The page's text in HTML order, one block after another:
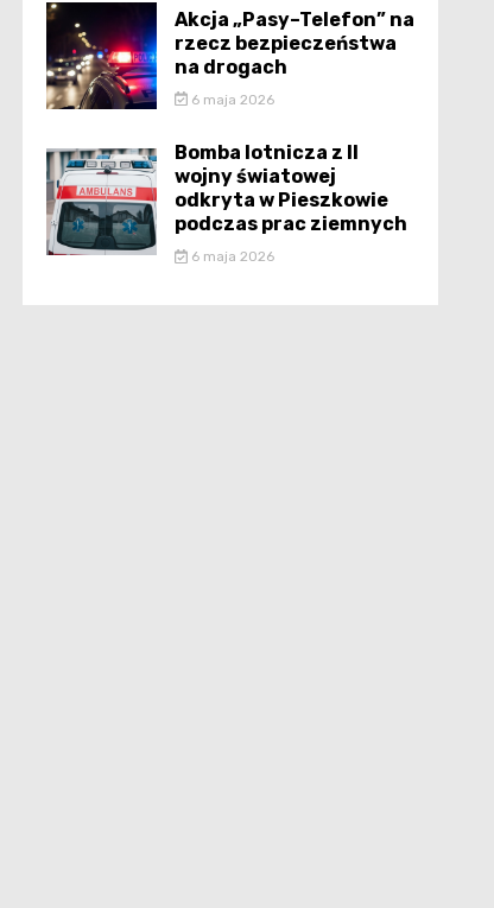
Akcja „Pasy–Telefon” na
rzecz bezpieczeństwa
na drogach
6 maja 2026
Bomba lotnicza z II
wojny światowej
odkryta w Pieszkowie
podczas prac ziemnych
6 maja 2026